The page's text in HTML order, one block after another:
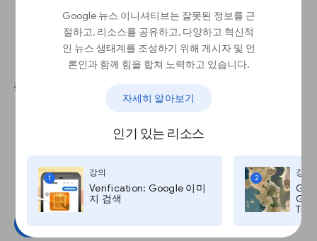
Google 뉴스 이니셔티브는 잘못된 정보를 근
절하고, 리소스를 공유하고, 다양하고 혁신적
인 뉴스 생태계를 조성하기 위해 게시자 및 언
론인과 함께 힘을 합쳐 노력하고 있습니다.
자세히 알아보기
인기 있는 리소스
1
강의
Verification: Google 이미
지 검색
2
강의
추천 기사 섹션을 읽기 쉽게 만들
💡권장사항:
모든 기사에 이미지를 포함합니다.
이미지를 압축합니다.
기사에 순위를 표시합니다.